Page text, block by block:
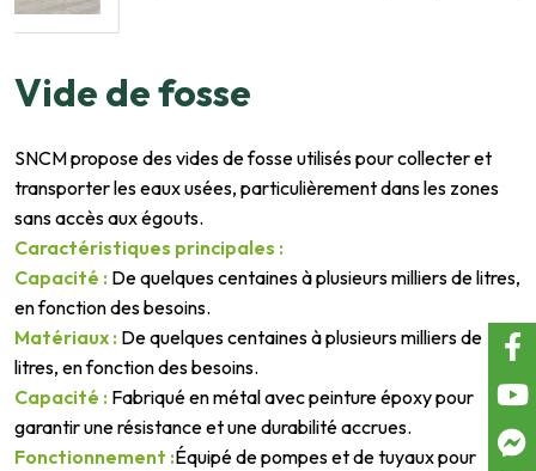
Vide de fosse
SNCM propose des vides de fosse utilisés pour collecter et
transporter les eaux usées, particulièrement dans les zones
sans accès aux égouts.
Caractéristiques principales :
Capacité : De quelques centaines à plusieurs milliers de litres,
en fonction des besoins.
Matériaux : De quelques centaines à plusieurs milliers de
litres, en fonction des besoins.
Capacité : Fabriqué en métal avec peinture époxy pour
garantir une résistance et une durabilité accrues.
Fonctionnement :Équipé de pompes et de tuyaux pour